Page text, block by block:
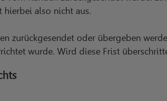
hierbei also nicht aus.
zurückgesendet oder übergeben
wurde. Wird diese Frist